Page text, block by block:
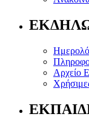
Αρχείο